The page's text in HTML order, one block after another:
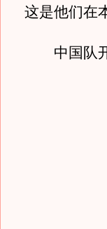
这是他们在
中国队开